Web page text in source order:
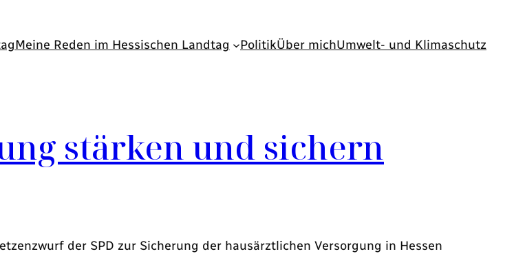
Meine Reden im Hessischen Landtag PolitikÜber michUmwelt- und Klimaschutz
stärken und sichern
der SPD zur Sicherung der hausärztlichen Versorgung in Hessen